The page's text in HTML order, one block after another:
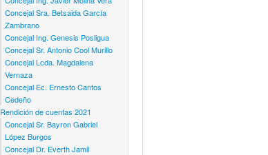
Concejal Sra. Betsaida García
Zambrano
Concejal Ing. Genesis Posligua
Concejal Sr. Antonio Cool Murillo
Concejal Lcda. Magdalena
Vernaza
Concejal Ec. Ernesto Cantos
Cedeño
Rendición de cuentas 2021
Concejal Sr. Bayron Gabriel
López Burgos
Concejal Dr. Everth Jamil